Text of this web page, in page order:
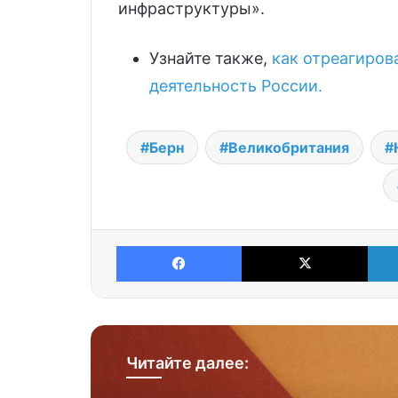
инфраструктуры».
Узнайте также, как
деятельность России.
Берн Великобритания
Facebook X
Читайте далее: